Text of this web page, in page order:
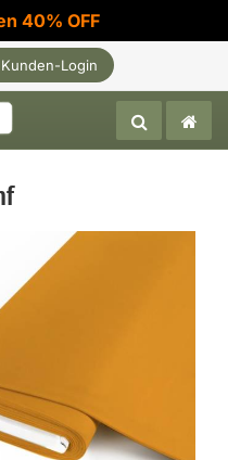
40% OFF
Kunden-Login